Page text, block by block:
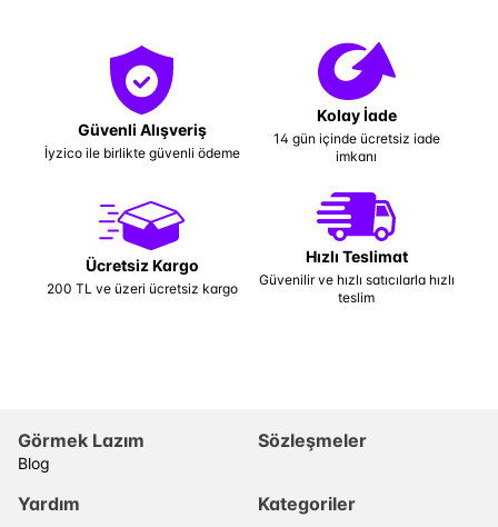
Güvenli Alışveriş
İyzico ile birlikte güvenli ödeme
Kolay İade
14 gün içinde ücretsiz iade
imkanı
Ücretsiz Kargo
200 TL ve üzeri ücretsiz kargo
Hızlı Teslimat
Güvenilir ve hızlı satıcılarla hızlı
teslim
Görmek Lazım
Blog
Sözleşmeler
Yardım Kategoriler